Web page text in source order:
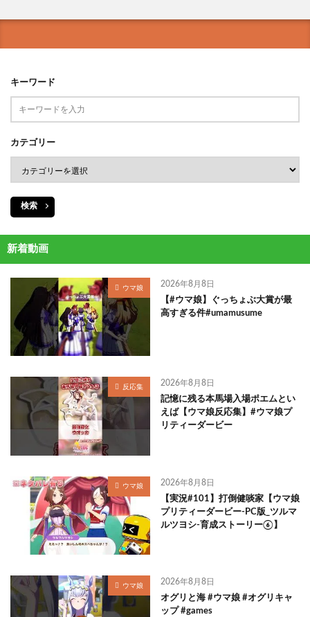
キーワード
カテゴリー
検索
新着動画
ウマ娘 2026年8月8日
【#ウマ娘】ぐっちょぶ大賞が最
高すぎる件#umamusume
反応集 2026年8月8日
記憶に残る本馬場入場ポエムとい
えば【ウマ娘反応集】#ウマ娘プ
リティーダービー
ウマ娘 2026年8月8日
【実況#101】打倒健啖家【ウマ娘
プリティーダービー-PC版_ツルマ
ルツヨシ-育成ストーリー⑥】
ウマ娘 2026年8月8日
オグリと海 #ウマ娘 #オグリキャ
ップ #games